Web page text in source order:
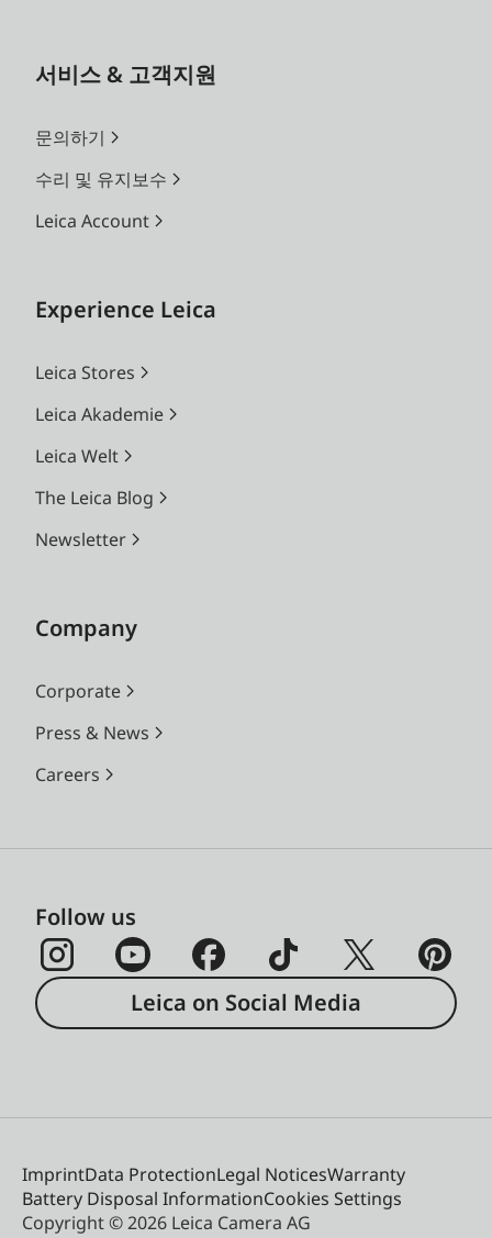
서비스 & 고객지원
문의하기
수리 및 유지보수
Leica Account
Experience Leica
Leica Stores
Leica Akademie
Leica Welt
The Leica Blog
Newsletter
Company
Corporate
Press & News
Careers
Follow us
Leica on Social Media
ImprintData ProtectionLegal NoticesWarranty
Battery Disposal InformationCookies Settings
Copyright © 2026 Leica Camera AG